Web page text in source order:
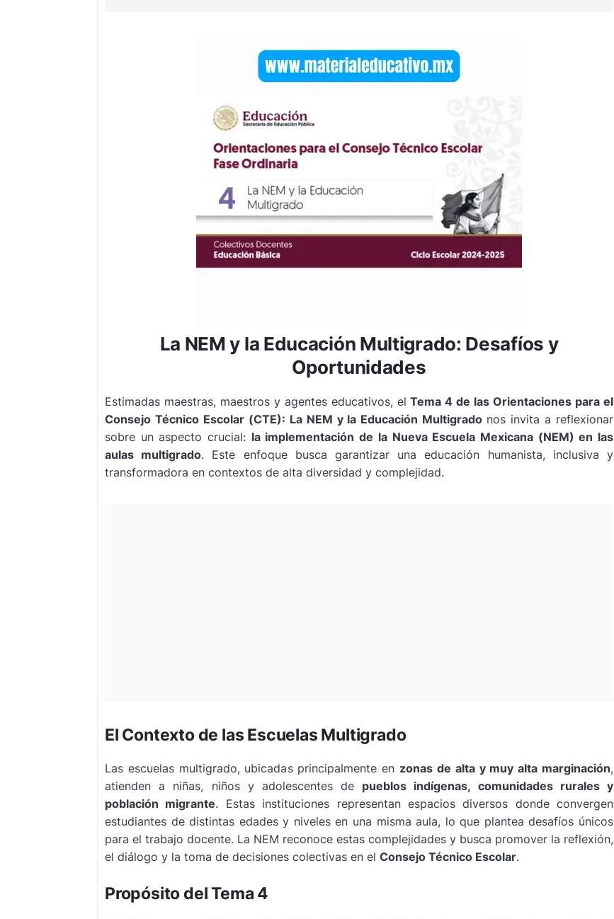
La NEM y la Educación Multigrado: Desafíos y
Oportunidades
Estimadas maestras, maestros y agentes educativos, elTema 4 de las Orientaciones para el
Consejo Técnico Escolar (CTE): La NEM y la Educación Multigrado nos invita a reflexionar
sobre un aspecto crucial: la implementación de la Nueva Escuela Mexicana (NEM) en las
aulas multigrado. Este enfoque busca garantizar una educación humanista, inclusiva y
transformadora en contextos de alta diversidad y complejidad.
El Contexto de las Escuelas Multigrado
Las escuelas multigrado, ubicadas principalmente en zonas de alta y muy alta marginación,
atienden a niñas, niños y adolescentes de pueblos indígenas, comunidades rurales y
población migrante. Estas instituciones representan espacios diversos donde convergen
estudiantes de distintas edades y niveles en una misma aula, lo que plantea desafíos únicos
para el trabajo docente. La NEM reconoce estas complejidades y busca promover la reflexión,
el diálogo y la toma de decisiones colectivas en el Consejo Técnico Escolar.
Propósito del Tema 4